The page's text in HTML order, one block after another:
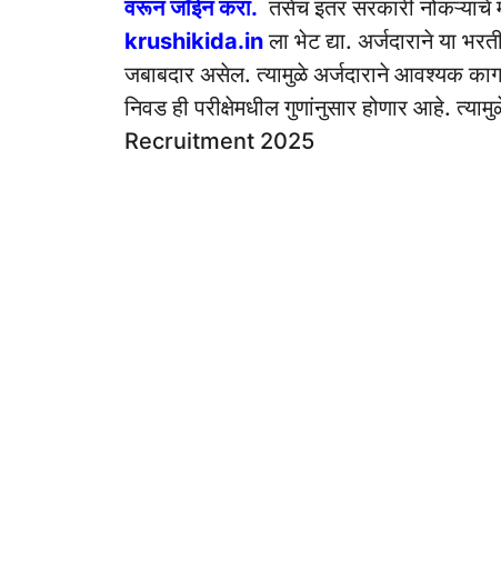
वरून जॉईन करा. तसेच इतर सरकारी नोकऱ्यांचे
krushikida.inला भेट द्या. अर्जदाराने या
जबाबदार असेल. त्यामुळे अर्जदाराने आवश्यक
निवड ही परीक्षेमधील गुणांनुसार होणार आहे.
Recruitment 2025